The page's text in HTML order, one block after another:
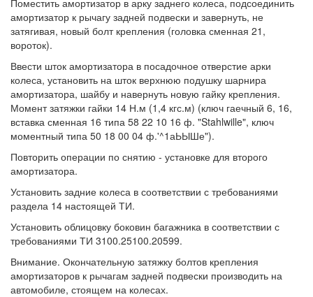
амортизатор к рычагу задней подвески и завернуть, не
затягивая, новый болт крепления (головка сменная 21,
вороток).
Ввести шток амортизатора в посадочное отверстие арки
колеса, установить на шток верхнюю подушку шарнира
амортизатора, шайбу и навернуть новую гайку крепления.
Момент затяжки гайки 14 Н.м (1,4 кгс.м) (ключ гаечный 6, 16,
вставка сменная 16 типа 58 22 10 16 ф. "Stahlwille", ключ
моментный типа 50 18 00 04 ф.'^1аЬЫШе").
Повторить операции по снятию - установке для второго
амортизатора.
Установить задние колеса в соответствии с требованиями
раздела 14 настоящей ТИ.
Установить облицовку боковин багажника в соответствии с
требованиями ТИ 3100.25100.20599.
Внимание. Окончательную затяжку болтов крепления
амортизаторов к рычагам задней подвески производить на
автомобиле, стоящем на колесах.